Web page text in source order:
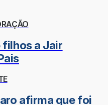
filhos a Jair
afirma que foi